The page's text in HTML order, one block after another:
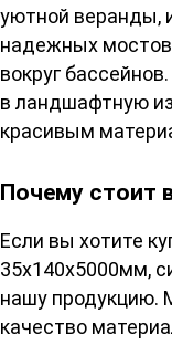
уютной веранды,
надежных
вокруг
в ландшафтную
красивым
Почему стоит
Если вы хотите
35х140х5000мм,
нашу продукцию.
качество